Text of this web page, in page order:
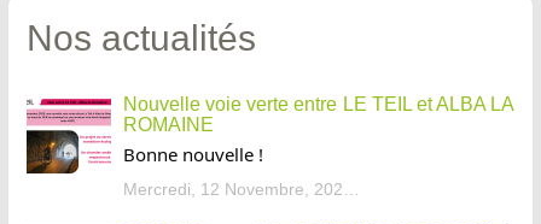
Nos actualités
Nouvelle voie verte entre LE TEIL et ALBA LA
ROMAINE
Bonne nouvelle !
Mercredi, 12 Novembre, 2025 - 13:34